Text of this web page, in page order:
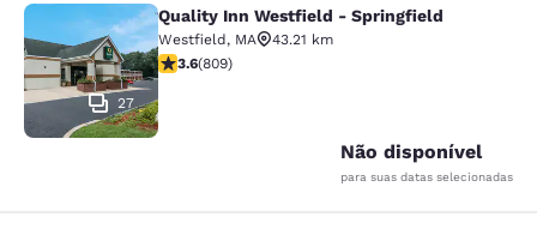
Quality Inn Westfield - Springfield
27
Quality Inn Westfield - Springfield
Westfield, MA
43.21 km
classificação 3.6 estrelas. Bom. 809 avaliações
3.6(809)
Não disponível
para suas datas selecionadas